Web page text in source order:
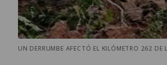
UN DERRUMBE AFECTÓ EL KILÓMETRO 262